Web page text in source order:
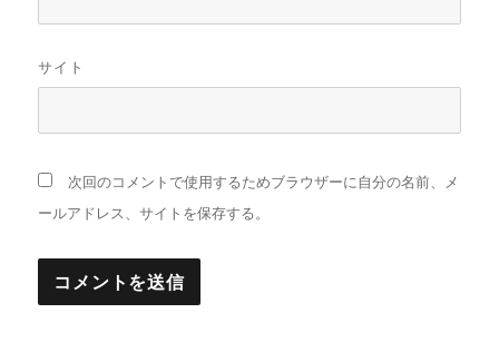
サイト
次回のコメントで使用するためブラウザーに自分の名前、メ
ールアドレス、サイトを保存する。